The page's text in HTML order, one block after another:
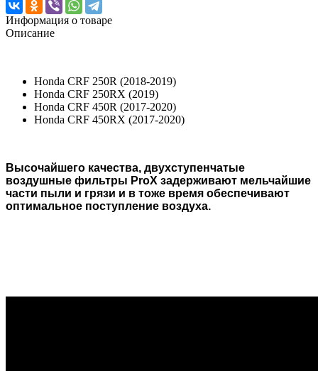
Информация о товаре
Описание
Honda CRF 250R (2018-2019)
Honda CRF 250RX (2019)
Honda CRF 450R (2017-2020)
Honda CRF 450RX (2017-2020)
Высочайшего качества, двухступенчатые
воздушные фильтры ProX задерживают мельчайшие
части пыли и грязи и в тоже время обеспечивают
оптимальное поступление воздуха.